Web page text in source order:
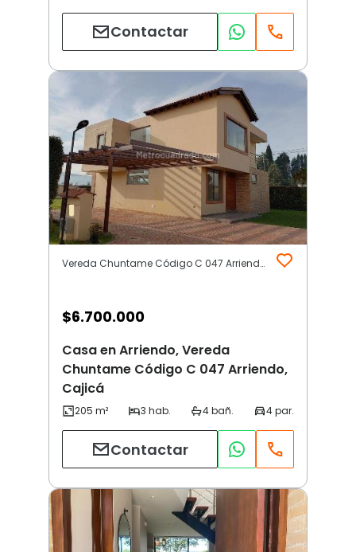
Contactar
Vereda Chuntame Código C 047 Arriendo | Otros | Cajicá
$6.700.000
Casa en Arriendo, Vereda
Chuntame Código C 047 Arriendo,
Cajicá
Contactar